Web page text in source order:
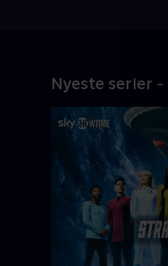
Nyeste serier